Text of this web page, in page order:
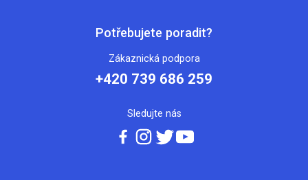
Potřebujete poradit?
Zákaznická podpora
+420 739 686 259
Sledujte nás